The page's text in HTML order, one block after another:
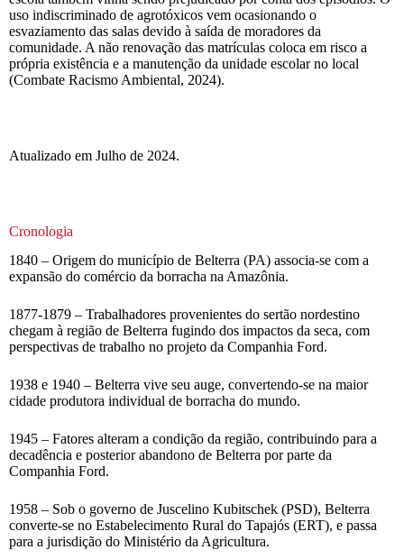
uso indiscriminado de agrotóxicos vem ocasionando o
esvaziamento das salas devido à saída de moradores da
comunidade. A não renovação das matrículas coloca em risco a
própria existência e a manutenção da unidade escolar no local
(Combate Racismo Ambiental, 2024).
Atualizado em Julho de 2024.
Cronologia
1840 – Origem do município de Belterra (PA) associa-se com a
expansão do comércio da borracha na Amazônia.
1877-1879 – Trabalhadores provenientes do sertão nordestino
chegam à região de Belterra fugindo dos impactos da seca, com
perspectivas de trabalho no projeto da Companhia Ford.
1938 e 1940 – Belterra vive seu auge, convertendo-se na maior
cidade produtora individual de borracha do mundo.
1945 – Fatores alteram a condição da região, contribuindo para a
decadência e posterior abandono de Belterra por parte da
Companhia Ford.
1958 – Sob o governo de Juscelino Kubitschek (PSD), Belterra
converte-se no Estabelecimento Rural do Tapajós (ERT), e passa
para a jurisdição do Ministério da Agricultura.